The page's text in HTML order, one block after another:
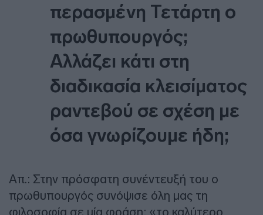
περασμένη Τετάρτη ο
πρωθυπουργός;
Αλλάζει κάτι στη
διαδικασία κλεισίματος
ραντεβού σε σχέση με
όσα γνωρίζουμε ήδη;
Απ.: Στην πρόσφατη συνέντευξή του ο
πρωθυπουργός συνόψισε όλη μας τη
φιλοσοφία σε μία φράση: «το καλύτερο